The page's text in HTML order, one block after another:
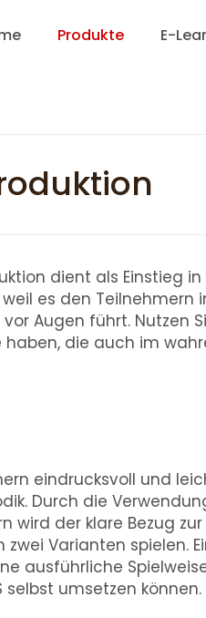
Produkte E-
dient als Einstieg
es den Teilnehmern
Augen führt. Nutzen
die auch im
eindrucksvoll und
Durch die
wird der klare Bezug
Varianten spielen.
ausführliche
selbst umsetzen können.